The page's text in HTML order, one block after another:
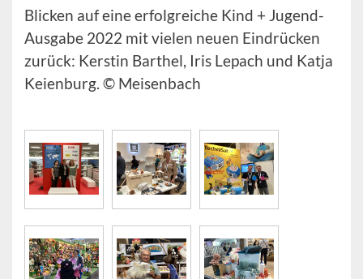
Blicken auf eine erfolgreiche Kind + Jugend-
Ausgabe 2022 mit vielen neuen Eindrücken
zurück: Kerstin Barthel, Iris Lepach und Katja
Keienburg. © Meisenbach